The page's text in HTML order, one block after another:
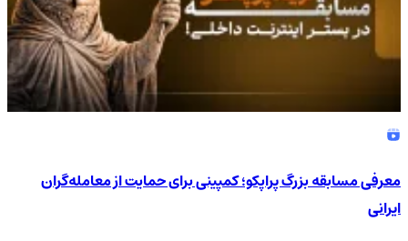
معرفی مسابقه بزرگ پراپکو؛ کمپینی برای حمایت از معامله‌گران
ایرانی